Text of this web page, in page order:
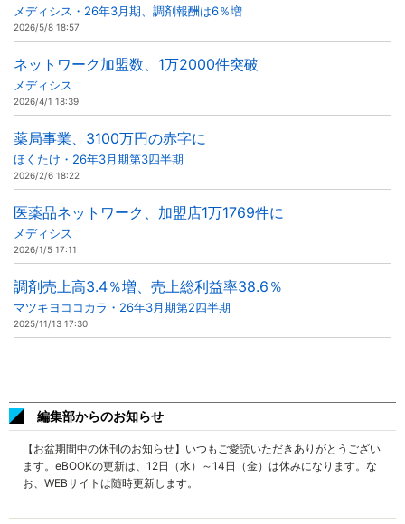
メディシス・26年3月期、調剤報酬は6％増
2026/5/8 18:57
ネットワーク加盟数、1万2000件突破
メディシス
2026/4/1 18:39
薬局事業、3100万円の赤字に
ほくたけ・26年3月期第3四半期
2026/2/6 18:22
医薬品ネットワーク、加盟店1万1769件に
メディシス
2026/1/5 17:11
調剤売上高3.4％増、売上総利益率38.6％
マツキヨココカラ・26年3月期第2四半期
2025/11/13 17:30
編集部からのお知らせ
【お盆期間中の休刊のお知らせ】いつもご愛読いただきありがとうござい
ます。eBOOKの更新は、12日（水）～14日（金）は休みになります。な
お、WEBサイトは随時更新します。